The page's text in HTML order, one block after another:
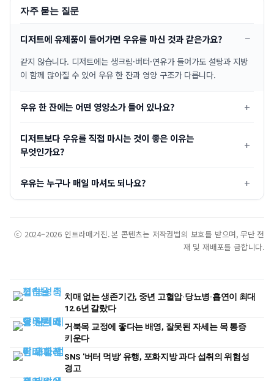
자주 묻는 질문
디저트에 유제품이 들어가면 우유를 마신 것과 같은가요?
같지 않습니다. 디저트에는 생크림·버터·연유가 들어가도 설탕과 지방
이 함께 많아질 수 있어 우유 한 잔과 영양 구조가 다릅니다.
우유 한 잔에는 어떤 영양소가 들어 있나요?
디저트보다 우유를 직접 마시는 것이 좋은 이유는
무엇인가요?
우유는 누구나 매일 마셔도 되나요?
ⓒ 2024–2026 인트라매거진. 본 콘텐츠는 저작권법의 보호를 받으며, 무단 전
재 및 재배포를 금합니다.
치매 없는 생존기간, 중년 고혈압·당뇨병·흡연이 최대
12.6년 갈랐다
거북목 교정에 좋다는 배영, 잘못된 자세는 목 통증
키운다
SNS '버터 먹방' 유행, 포화지방 과다 섭취의 위험성
경고